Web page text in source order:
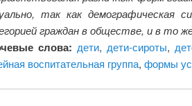
так как демографическая
граждан в обществе, и в то
слова: дети, дети-сироты,
воспитательная группа, формы